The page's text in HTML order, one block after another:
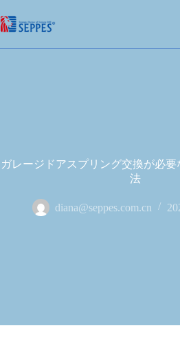
ガレージドアスプリング交換が必
法
diana@seppes.com.cn